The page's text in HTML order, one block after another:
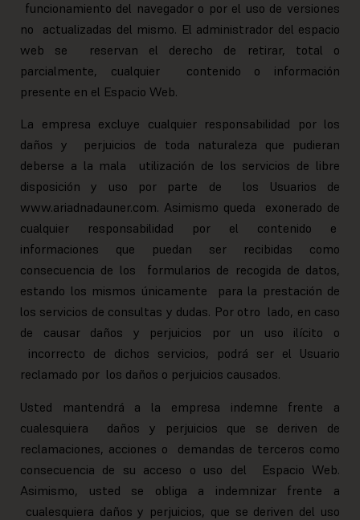
funcionamiento del navegador o por el uso de versiones
no actualizadas del mismo. El administrador del espacio
web se reservan el derecho de retirar, total o
parcialmente, cualquier contenido o información
presente en el Espacio Web.
La empresa excluye cualquier responsabilidad por los
daños y perjuicios de toda naturaleza que pudieran
deberse a la mala utilización de los servicios de libre
disposición y uso por parte de los Usuarios de
www.ariadnadauner.com. Asimismo queda exonerado de
cualquier responsabilidad por el contenido e
informaciones que puedan ser recibidas como
consecuencia de los formularios de recogida de datos,
estando los mismos únicamente para la prestación de
los servicios de consultas y dudas. Por otro lado, en caso
de causar daños y perjuicios por un uso ilícito o
incorrecto de dichos servicios, podrá ser el Usuario
reclamado por los daños o perjuicios causados.
Usted mantendrá a la empresa indemne frente a
cualesquiera daños y perjuicios que se deriven de
reclamaciones, acciones o demandas de terceros como
consecuencia de su acceso o uso del Espacio Web.
Asimismo, usted se obliga a indemnizar frente a
cualesquiera daños y perjuicios, que se deriven del uso